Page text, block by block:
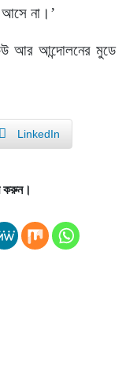
আসে না।’
আর আন্দোলনের মুডে
LinkedIn
করুন।